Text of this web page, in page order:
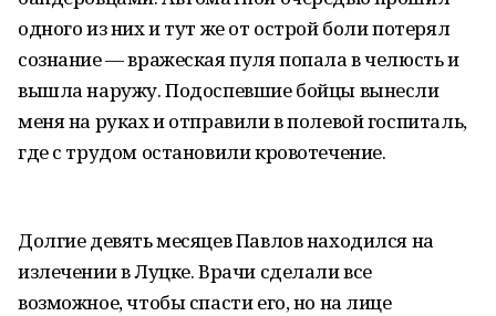
одного из них и тут же от острой боли потерял
сознание — вражеская пуля попала в челюсть и
вышла наружу. Подоспевшие бойцы вынесли
меня на руках и отправили в полевой госпиталь,
где с трудом остановили кровотечение.
Долгие девять месяцев Павлов находился на
излечении в Луцке. Врачи сделали все
возможное, чтобы спасти его, но на лице